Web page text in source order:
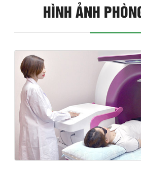
HÌNH ẢNH